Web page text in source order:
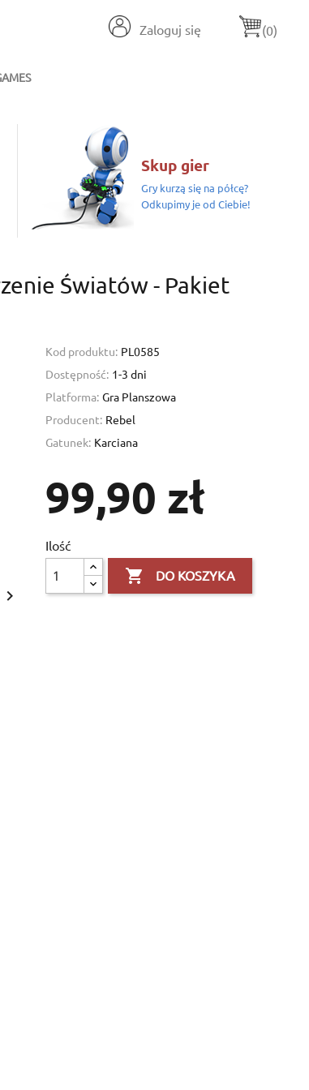
Zaloguj się (0)
Skup gier
Gry kurzą się na półcę?
Odkupimy je od Ciebie!
Światów - Pakiet

Kod produktu: PL0585
Dostępność: 1-3 dni
Platforma: Gra Planszowa
Producent: Rebel
Gatunek: Karciana
99,90 zł
Ilość
 DO KOSZYKA